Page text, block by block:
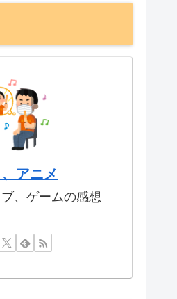
、アニメ
、ゲームの感想